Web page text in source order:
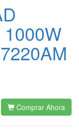
Comprar Ahora